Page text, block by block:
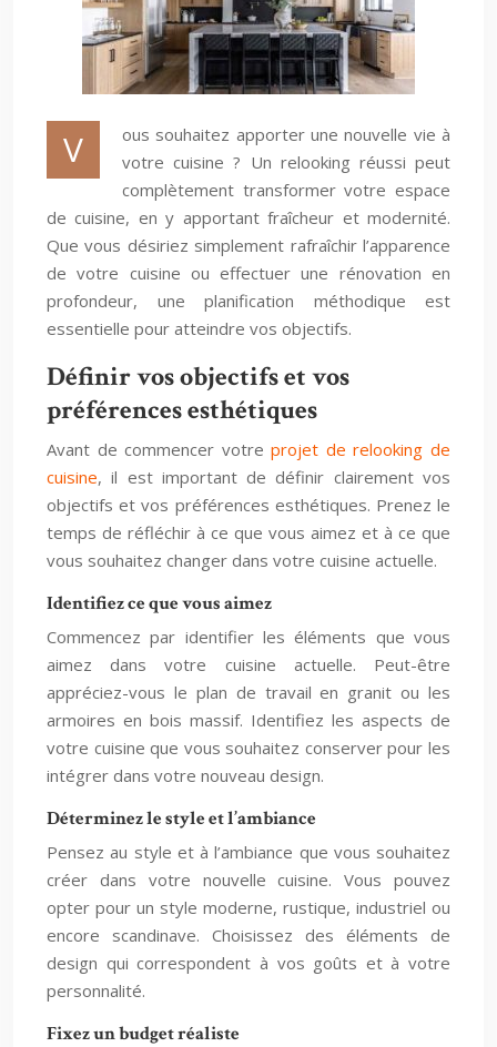
V
ous souhaitez apporter une nouvelle vie à
votre cuisine ? Un relooking réussi peut
complètement transformer votre espace
de cuisine, en y apportant fraîcheur et modernité.
Que vous désiriez simplement rafraîchir l’apparence
de votre cuisine ou effectuer une rénovation en
profondeur, une planification méthodique est
essentielle pour atteindre vos objectifs.
Définir vos objectifs et vos
préférences esthétiques
Avant de commencer votreprojet de relooking de
cuisine, il est important de définir clairement vos
objectifs et vos préférences esthétiques. Prenez le
temps de réfléchir à ce que vous aimez et à ce que
vous souhaitez changer dans votre cuisine actuelle.
Identifiez ce que vous aimez
Commencez par identifier les éléments que vous
aimez dans votre cuisine actuelle. Peut-être
appréciez-vous le plan de travail en granit ou les
armoires en bois massif. Identifiez les aspects de
votre cuisine que vous souhaitez conserver pour les
intégrer dans votre nouveau design.
Déterminez le style et l’ambiance
Pensez au style et à l’ambiance que vous souhaitez
créer dans votre nouvelle cuisine. Vous pouvez
opter pour un style moderne, rustique, industriel ou
encore scandinave. Choisissez des éléments de
design qui correspondent à vos goûts et à votre
personnalité.
Fixez un budget réaliste